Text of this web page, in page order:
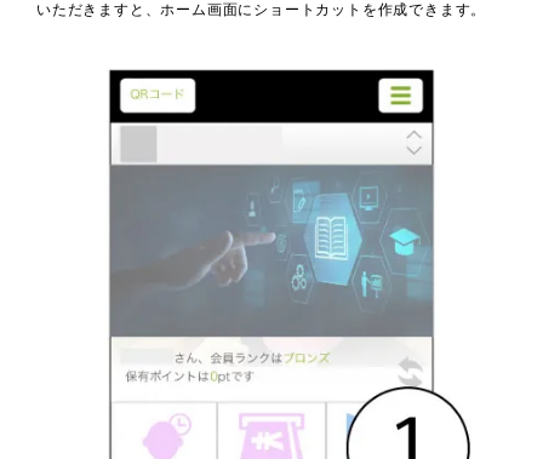
いただきますと、ホーム画面にショートカットを作成できます。